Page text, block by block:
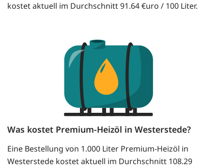
kostet aktuell im Durchschnitt 91.64 €uro / 100 Liter.
Was kostet Premium-Heizöl in Westerstede?
Eine Bestellung von 1.000 Liter Premium-Heizöl in
Westerstede kostet aktuell im Durchschnitt 108.29